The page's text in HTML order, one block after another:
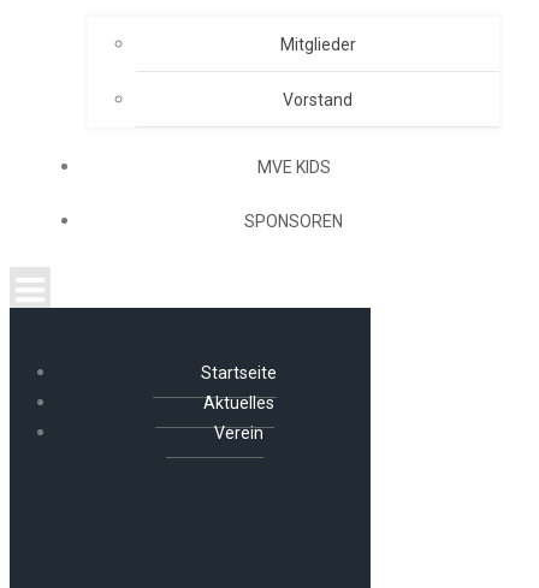
Mitglieder
Vorstand
MVE KIDS
SPONSOREN
Startseite
Aktuelles
Verein